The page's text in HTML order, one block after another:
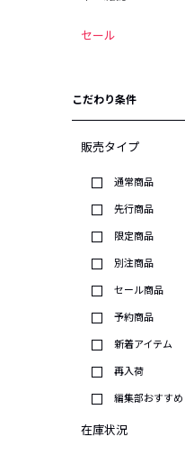
セール
こだわり条件
販売タイプ
通常商品
先行商品
限定商品
別注商品
セール商品
予約商品
新着アイテム
再入荷
編集部おすすめ
在庫状況